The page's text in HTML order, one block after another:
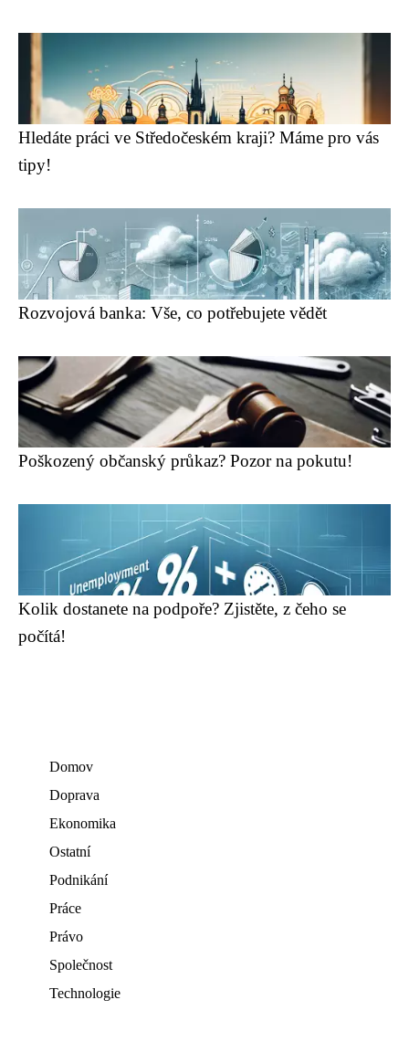
Hledáte práci ve Středočeském kraji? Máme pro vás
tipy!
Rozvojová banka: Vše, co potřebujete vědět
Poškozený občanský průkaz? Pozor na pokutu!
Kolik dostanete na podpoře? Zjistěte, z čeho se
počítá!
Domov
Doprava
Ekonomika
Ostatní
Podnikání
Práce
Právo
Společnost
Technologie